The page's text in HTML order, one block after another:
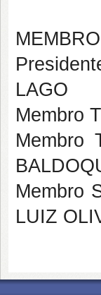
LAGO
Membro
Membro
Membro
LUIZ